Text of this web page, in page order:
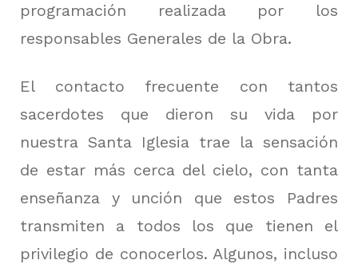
programación realizada por los
responsables Generales de la Obra.
El contacto frecuente con tantos
sacerdotes que dieron su vida por
nuestra Santa Iglesia trae la sensación
de estar más cerca del cielo, con tanta
enseñanza y unción que estos Padres
transmiten a todos los que tienen el
privilegio de conocerlos. Algunos, incluso